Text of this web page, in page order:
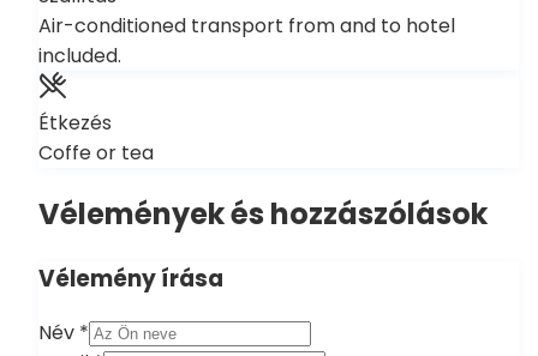
Air-conditioned transport from and to hotel
included.
Étkezés
Coffe or tea
Vélemények és hozzászólások
Vélemény írása
Név *